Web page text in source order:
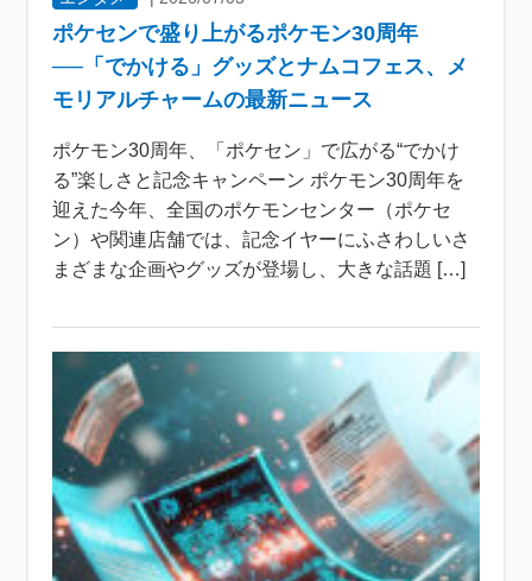
ポケセンで盛り上がるポケモン30周年
──「でかける」グッズとナムコフェス、メ
モリアルチャームの最新ニュース
ポケモン30周年、「ポケセン」で広がる“でかけ
る”楽しさと記念キャンペーン ポケモン30周年を
迎えた今年、全国のポケモンセンター（ポケセ
ン）や関連店舗では、記念イヤーにふさわしいさ
まざまな企画やグッズが登場し、大きな話題 […]